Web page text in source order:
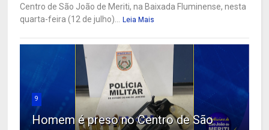
Centro de São João de Meriti, na Baixada Fluminense, nesta
quarta-feira (12 de julho)...
Leia Mais
9
Homem é preso no Centro de São